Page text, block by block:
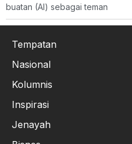
buatan (AI) sebagai teman
Tempatan
Nasional
Kolumnis
Inspirasi
Jenayah